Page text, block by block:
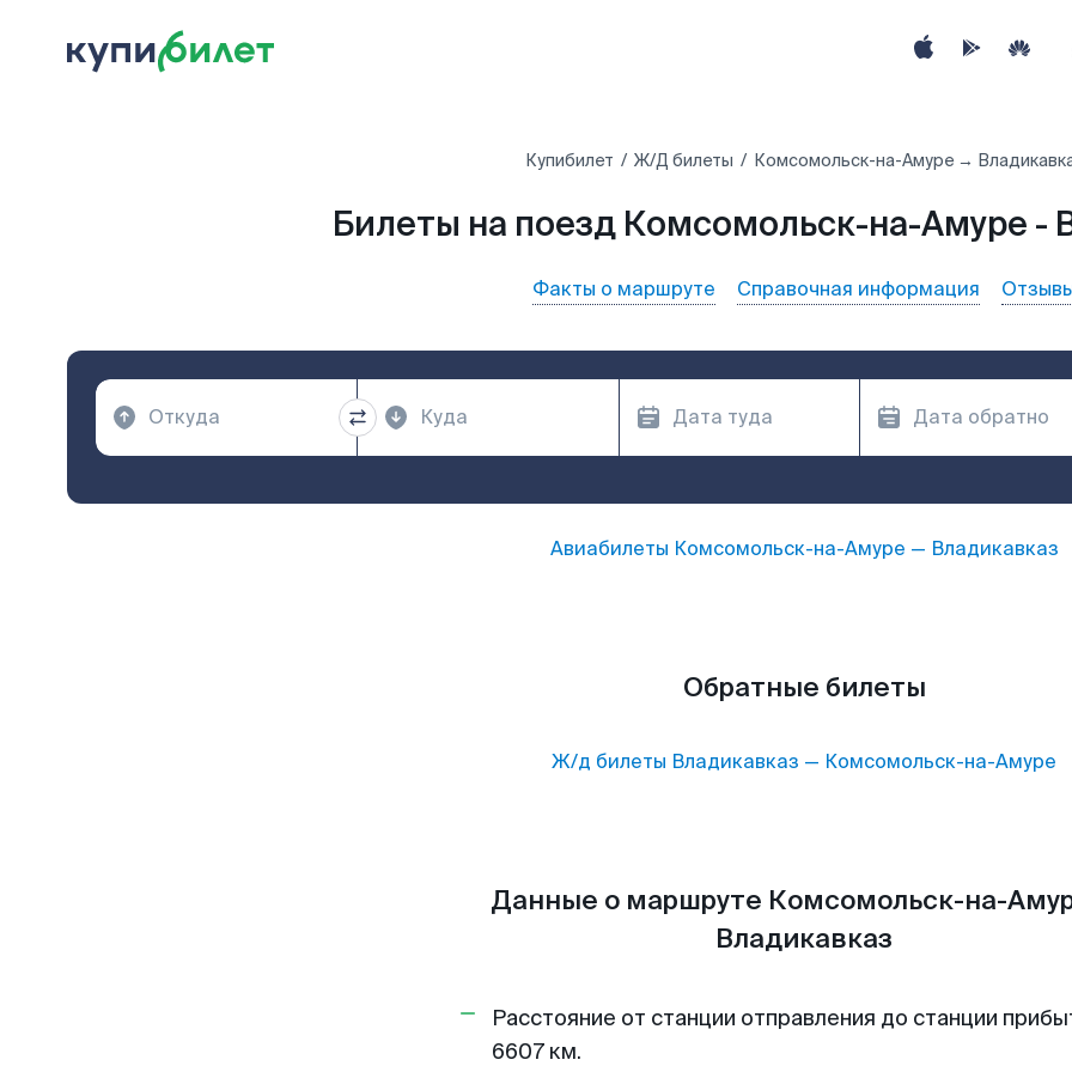
Купибилет Ж/Д билеты Комсомольск-на-Амуре →
Билеты на поезд Комсомольск-на-Амуре -
Факты о маршруте Справочная информация
Авиабилеты Комсомольск-на-Амуре — Владикавказ
Обратные билеты
Ж/д билеты Владикавказ — Комсомольск-на-Амуре
Данные о маршруте Комсомольск-на-
Владикавказ
Расстояние от станции отправления до станции
6607 км.